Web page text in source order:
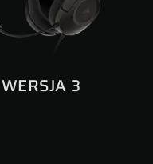
3